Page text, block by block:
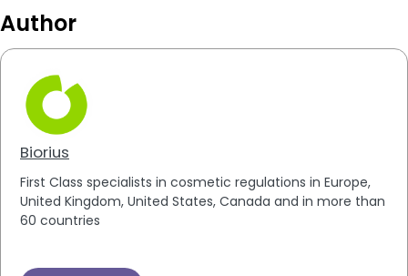
Author
Biorius
First Class specialists in cosmetic regulations in Europe,
United Kingdom, United States, Canada and in more than
60 countries